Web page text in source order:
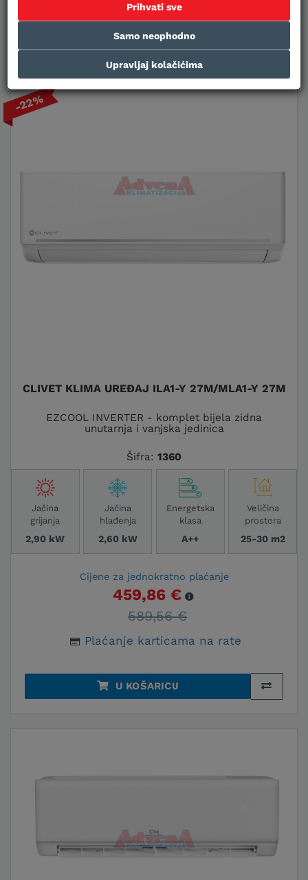
U KOŠARICU
-22%
CLIVET KLIMA UREĐAJ ILA1-Y 27M/MLA1-Y 27M
EZCOOL INVERTER - komplet bijela zidna
unutarnja i vanjska jedinica
Šifra: 1360
Jačina
grijanja
2,90 kW
Jačina
hlađenja
2,60 kW
Energetska
klasa
A++
Veličina
prostora
25-30 m2
Cijene za jednokratno plaćanje
459,86 €
589,56 €
Plaćanje karticama na rate
U KOŠARICU
Prihvati sve
Samo neophodno
Upravljaj kolačićima